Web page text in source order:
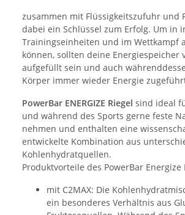
zusammen mit Flüssigkeitszufuhr und
dabei ein Schlüssel zum Erfolg. Um in
Trainingseinheiten und im Wettkampf
können, sollten deine Energiespeicher
aufgefüllt sein und auch
Körper immer wieder Energie
PowerBar ENERGIZE Riegel sind ideal
und während des Sports gerne feste
nehmen und enthalten eine
entwickelte Kombination aus
Kohlenhydratquellen.
Produktvorteile des PowerBar Energize
mit C2MAX: Die
ein besonderes Verhältnis aus